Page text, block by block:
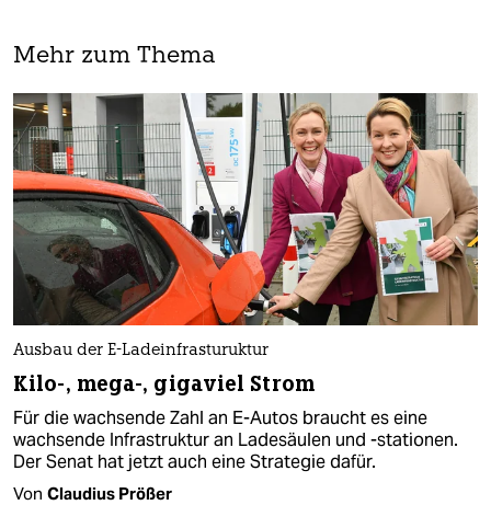
Mehr zum Thema
Ausbau der E-Ladeinfrasturuktur
Kilo-, mega-, gigaviel Strom
Für die wachsende Zahl an E-Autos braucht es eine
wachsende Infrastruktur an Ladesäulen und -stationen.
Der Senat hat jetzt auch eine Strategie dafür.
Von Claudius Prößer